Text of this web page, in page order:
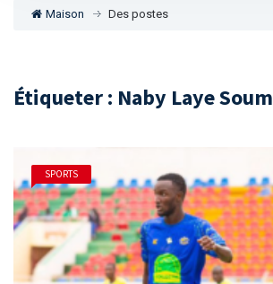
Maison Des postes
Étiqueter : Naby Laye
SPORTS